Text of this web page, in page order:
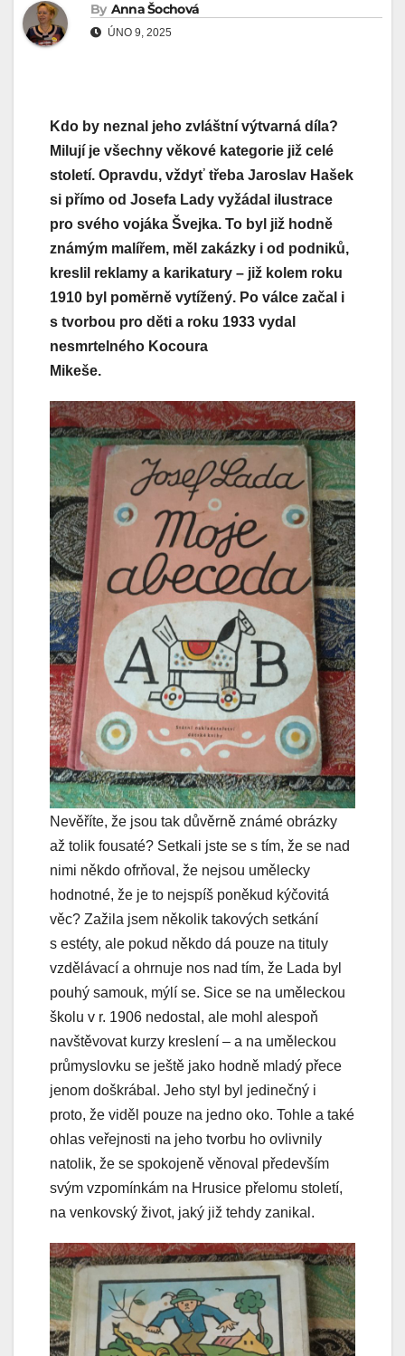
By Anna Šochová
ÚNO 9, 2025
Kdo by neznal jeho zvláštní výtvarná díla?
Milují je všechny věkové kategorie již celé
století. Opravdu, vždyť třeba Jaroslav Hašek
si přímo od Josefa Lady vyžádal ilustrace
pro svého vojáka Švejka. To byl již hodně
známým malířem, měl zakázky i od podniků,
kreslil reklamy a karikatury – již kolem roku
1910 byl poměrně vytížený. Po válce začal i
s tvorbou pro děti a roku 1933 vydal
nesmrtelného Kocoura
Mikeše.
Nevěříte, že jsou tak důvěrně známé obrázky
až tolik fousaté? Setkali jste se s tím, že se nad
nimi někdo ofrňoval, že nejsou umělecky
hodnotné, že je to nejspíš poněkud kýčovitá
věc? Zažila jsem několik takových setkání
s estéty, ale pokud někdo dá pouze na tituly
vzdělávací a ohrnuje nos nad tím, že Lada byl
pouhý samouk, mýlí se. Sice se na uměleckou
školu v r. 1906 nedostal, ale mohl alespoň
navštěvovat kurzy kreslení – a na uměleckou
průmyslovku se ještě jako hodně mladý přece
jenom doškrábal. Jeho styl byl jedinečný i
proto, že viděl pouze na jedno oko. Tohle a také
ohlas veřejnosti na jeho tvorbu ho ovlivnily
natolik, že se spokojeně věnoval především
svým vzpomínkám na Hrusice přelomu století,
na venkovský život, jaký již tehdy zanikal.